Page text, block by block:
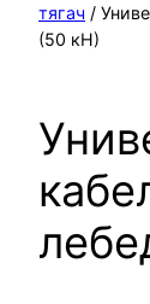
к
тягач /
(50 кН)